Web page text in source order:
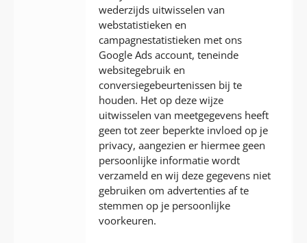
wederzijds uitwisselen van
webstatistieken en
campagnestatistieken met ons
Google Ads account, teneinde
websitegebruik en
conversiegebeurtenissen bij te
houden. Het op deze wijze
uitwisselen van meetgegevens heeft
geen tot zeer beperkte invloed op je
privacy, aangezien er hiermee geen
persoonlijke informatie wordt
verzameld en wij deze gegevens niet
gebruiken om advertenties af te
stemmen op je persoonlijke
voorkeuren.